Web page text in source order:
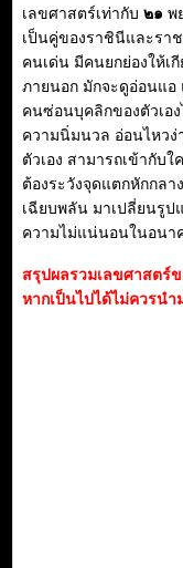
เลขศาสตร์เท่ากับ ๒๑ พ
เป็นคู่ของราชินีและรา
คนเด่น มีคนยกย่องให้เ
ภายนอก มักจะดูอ่อนแอ
คนซ่อนบุคลิกของตัวเอ
ความนิ่มนวล อ่อนไหวง่
ตัวเอง สามารถเข้ากับ
ต้องระวังจุดแตกหักกล
เฉียบพลัน มาเปลี่ยนรูป
ความไม่แน่นอนในอนา
สรุปผลรวมเลขศาสตร์
หากเป็นไปได้ไม่ควรนำ